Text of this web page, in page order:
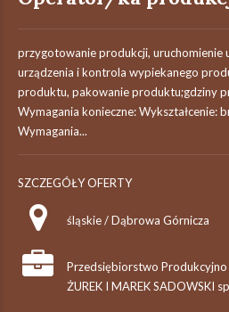
przygotowanie produkcji, uruchomienie
urządzenia i kontrola wypiekanego
produktu, pakowanie produktu;gdziny
Wymagania konieczne: Wykształcenie:
Wymagania...
SZCZEGÓŁY OFERTY
śląskie / Dąbrowa Górnicza
Przedsiębiorstwo
ŻUREK I MAREK SADOWSKI